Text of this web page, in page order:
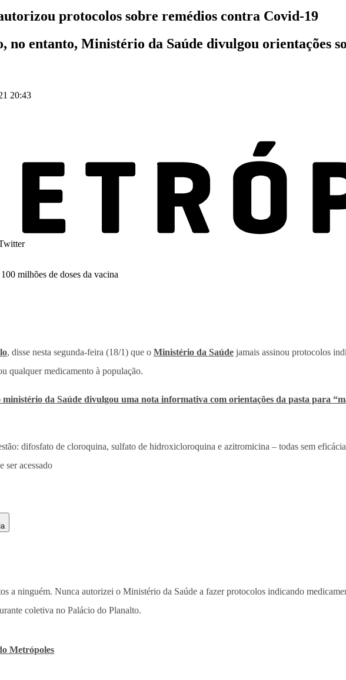
protocolos sobre remédios contra Covid-19
no entanto, Ministério da Saúde divulgou orientações
20:43
, disse nesta segunda-feira (18/1) que o Ministério da Saúde jamais assinou protocolos
qualquer medicamento à população.
ministério da Saúde divulgou uma nota informativa com orientações da pasta para
difosfato de cloroquina, sulfato de hidroxicloroquina e azitromicina – todas sem
ser acessado
a ninguém. Nunca autorizei o Ministério da Saúde a fazer protocolos indicando
coletiva no Palácio do Planalto.
Metrópoles